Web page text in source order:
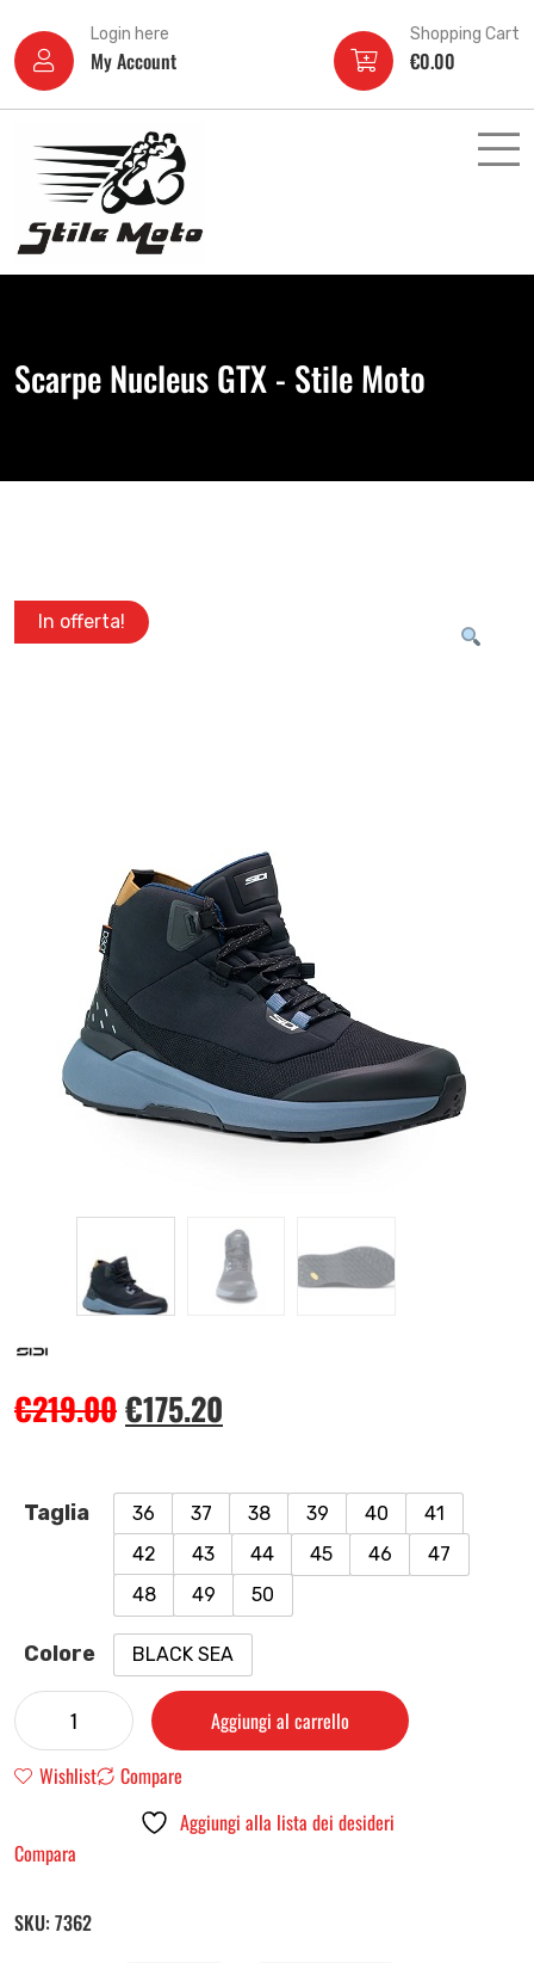
Login here
My Account
Shopping Cart
€0.00
Scarpe Nucleus GTX - Stile Moto
In offerta!
€219.00€175.20
Taglia 36 37 38 39 40
41
42
43 44 45 46
47
48
49 50
Colore BLACK SEA
Aggiungi al carrello
Wishlist
Compare
Aggiungi alla lista dei desideri
Compara
SKU: 7362